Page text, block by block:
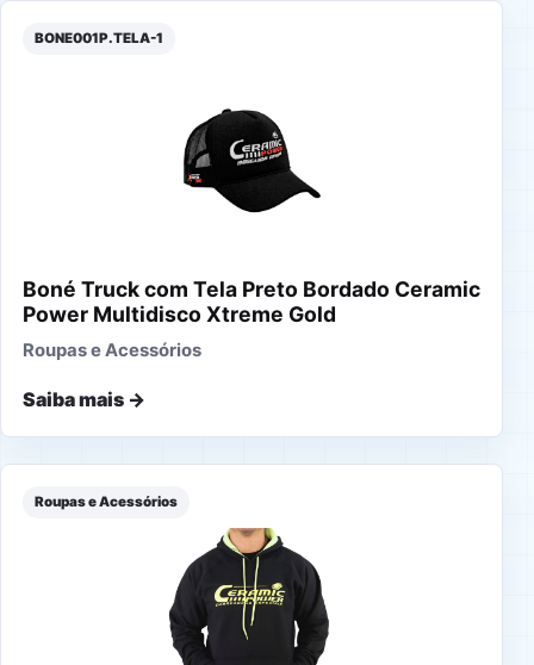
BONE001P.TELA-1
Boné Truck com Tela Preto Bordado Ceramic
Power Multidisco Xtreme Gold
Roupas e Acessórios
Saiba mais →
Roupas e Acessórios